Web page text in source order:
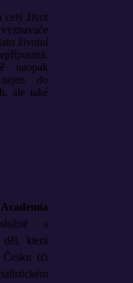
celý život
životní
naopak
do
ale také
Academia
s
děl, která
(či